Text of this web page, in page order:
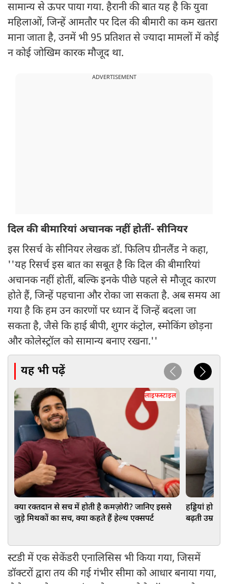
सामान्य से ऊपर पाया गया. हैरानी की बात यह है कि युवा
महिलाओं, जिन्हें आमतौर पर दिल की बीमारी का कम खतरा
माना जाता है, उनमें भी 95 प्रतिशत से ज्यादा मामलों में कोई
न कोई जोखिम कारक मौजूद था.
ADVERTISEMENT
दिल की बीमारियां अचानक नहीं होतीं- सीनियर
इस रिसर्च के सीनियर लेखक डॉ. फिलिप ग्रीनलैंड ने कहा,
''यह रिसर्च इस बात का सबूत है कि दिल की बीमारियां
अचानक नहीं होतीं, बल्कि इनके पीछे पहले से मौजूद कारण
होते हैं, जिन्हें पहचाना और रोका जा सकता है. अब समय आ
गया है कि हम उन कारणों पर ध्यान दें जिन्हें बदला जा
सकता है, जैसे कि हाई बीपी, शुगर कंट्रोल, स्मोकिंग छोड़ना
और कोलेस्ट्रॉल को सामान्य बनाए रखना.''
यह भी पढ़ें
लाइफस्टाइल
क्या रक्तदान से सच में होती है कमज़ोरी? जानिए इससे
जुड़े मिथकों का सच, क्या कहते हैं हेल्थ एक्सपर्ट
हड्डियां हो
बढ़ती उम्र के
स्टडी में एक सेकेंडरी एनालिसिस भी किया गया, जिसमें
डॉक्टरों द्वारा तय की गई गंभीर सीमा को आधार बनाया गया,